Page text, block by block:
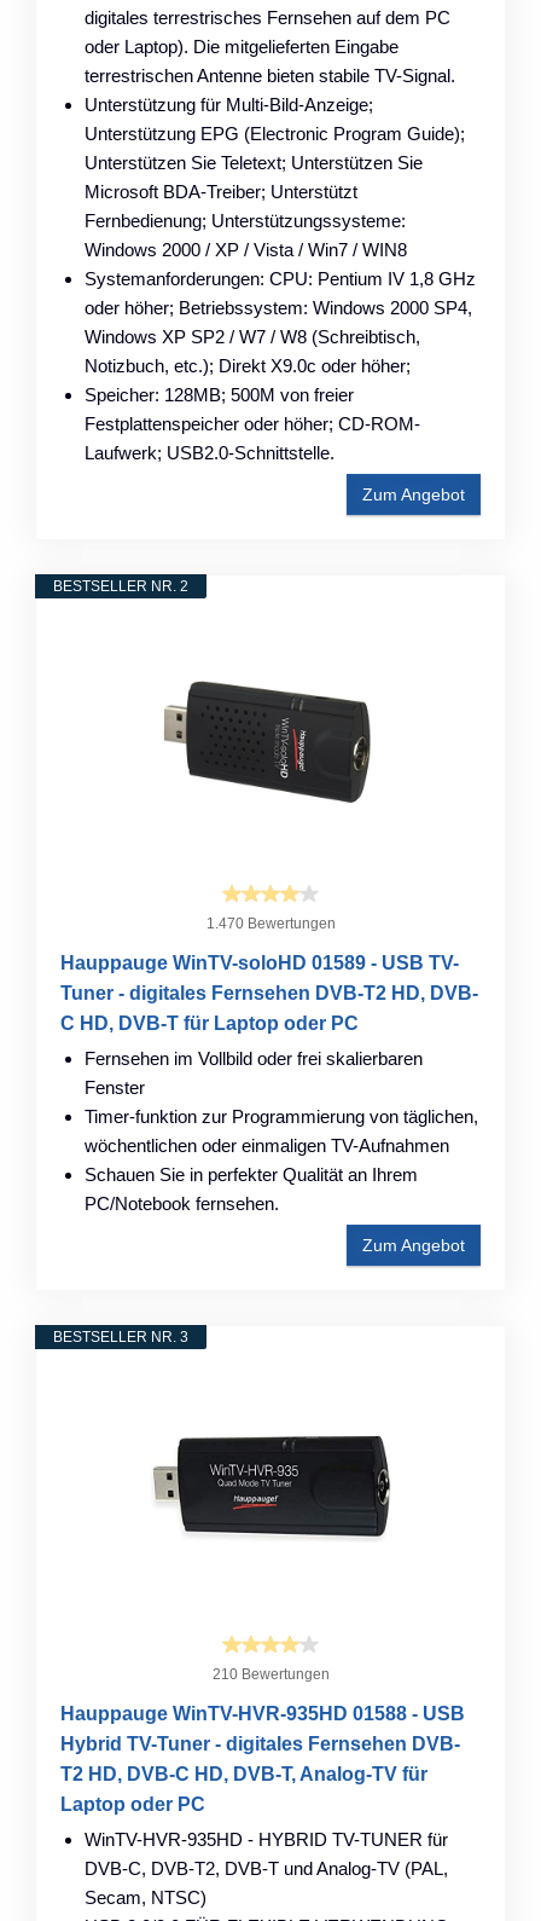
digitales terrestrisches Fernsehen auf dem PC
oder Laptop). Die mitgelieferten Eingabe
terrestrischen Antenne bieten stabile TV-Signal.
Unterstützung für Multi-Bild-Anzeige;
Unterstützung EPG (Electronic Program Guide);
Unterstützen Sie Teletext; Unterstützen Sie
Microsoft BDA-Treiber; Unterstützt
Fernbedienung; Unterstützungssysteme:
Windows 2000 / XP / Vista / Win7 / WIN8
Systemanforderungen: CPU: Pentium IV 1,8 GHz
oder höher; Betriebssystem: Windows 2000 SP4,
Windows XP SP2 / W7 / W8 (Schreibtisch,
Notizbuch, etc.); Direkt X9.0c oder höher;
Speicher: 128MB; 500M von freier
Festplattenspeicher oder höher; CD-ROM-
Laufwerk; USB2.0-Schnittstelle.
Zum Angebot
BESTSELLER NR. 2
1.470 Bewertungen
Hauppauge WinTV-soloHD 01589 - USB TV-
Tuner - digitales Fernsehen DVB-T2 HD, DVB-
C HD, DVB-T für Laptop oder PC
Fernsehen im Vollbild oder frei skalierbaren
Fenster
Timer-funktion zur Programmierung von täglichen,
wöchentlichen oder einmaligen TV-Aufnahmen
Schauen Sie in perfekter Qualität an Ihrem
PC/Notebook fernsehen.
Zum Angebot
BESTSELLER NR. 3
210 Bewertungen
Hauppauge WinTV-HVR-935HD 01588 - USB
Hybrid TV-Tuner - digitales Fernsehen DVB-
T2 HD, DVB-C HD, DVB-T, Analog-TV für
Laptop oder PC
WinTV-HVR-935HD - HYBRID TV-TUNER für
DVB-C, DVB-T2, DVB-T und Analog-TV (PAL,
Secam, NTSC)